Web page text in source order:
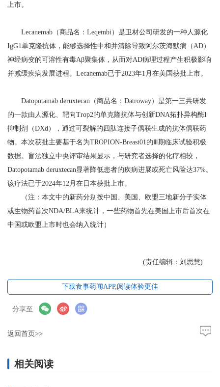
上市。
Lecanemab（商品名：Leqembi）是卫材公司研发的一种人源化
IgG1单克隆抗体，能够选择性中和并清除导致阿尔茨海默病（AD）
神经病变的可溶性有毒Aβ聚集体，从而对AD病理过程产生积极影响
并减缓疾病发展进程。Lecanemab已于2023年1月在美国获批上市。
Datopotamab deruxtecan（商品名：Datroway）是第一三共研发
的一款由人源化、靶向Trop2的单克隆抗体与创新DNA拓扑异构酶I
抑制剂（DXd），通过可裂解的四肽连接子偶联生成的抗体偶联药
物。本次获批主要基于名为TROPION-Breast01的Ⅲ期临床试验积极
数据。盲法独立中央评审结果显示，与研究者选择的化疗相较，
Datopotamab deruxtecan显著降低患者的疾病进展或死亡风险达37%。
该疗法已于2024年12月在日本获批上市。
（注：本文中的新药分别按中国、美国、欧盟三地新分子实体
或生物药首次NDA/BLA来统计，一些药物首先在美国上市后首次在
中国或欧盟上市时也会纳入统计）
(责任编辑：刘思慧)
下载食事药闻APP,阅读体验更佳
分享至
返回首页>>
相关阅读